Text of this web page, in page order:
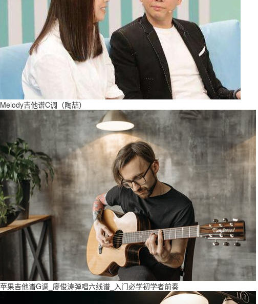
Melody吉他谱C调（陶喆）
苹果吉他谱G调_廖俊涛弹唱六线谱_入门必学初学者前奏